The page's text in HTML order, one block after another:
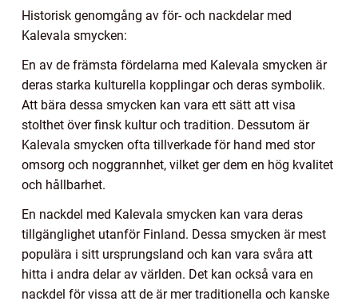
Historisk genomgång av för- och nackdelar med
Kalevala smycken:
En av de främsta fördelarna med Kalevala smycken är
deras starka kulturella kopplingar och deras symbolik.
Att bära dessa smycken kan vara ett sätt att visa
stolthet över finsk kultur och tradition. Dessutom är
Kalevala smycken ofta tillverkade för hand med stor
omsorg och noggrannhet, vilket ger dem en hög kvalitet
och hållbarhet.
En nackdel med Kalevala smycken kan vara deras
tillgänglighet utanför Finland. Dessa smycken är mest
populära i sitt ursprungsland och kan vara svåra att
hitta i andra delar av världen. Det kan också vara en
nackdel för vissa att de är mer traditionella och kanske